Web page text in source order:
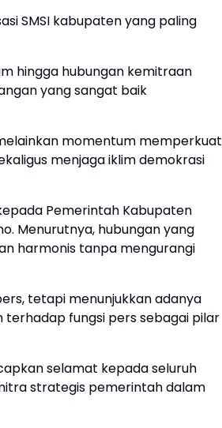
SMSI kabupaten yang paling
hingga hubungan kemitraan
yang sangat baik
momentum memperkuat
menjaga iklim demokrasi
Pemerintah Kabupaten
Menurutnya, hubungan yang
harmonis tanpa mengurangi
tetapi menunjukkan adanya
fungsi pers sebagai pilar
selamat kepada seluruh
strategis pemerintah dalam